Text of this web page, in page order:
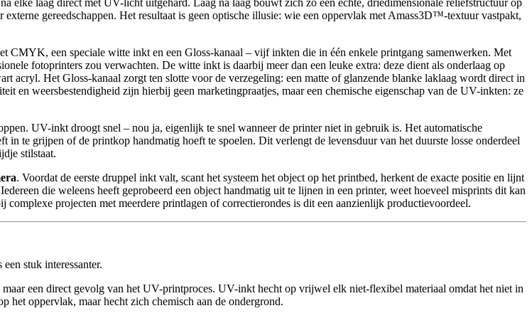
gereedschappen. Het resultaat is geen optische illusie: wie een oppervlak met Amass3D™-textuur vastpakt,
CMYK, een speciale witte inkt en een Gloss-kanaal – vijf inkten die in één enkele printgang samenwerken. Met
fotoprinters zou verwachten. De witte inkt is daarbij meer dan een leuke extra: deze dient als onderlaag op
acryl. Het Gloss-kanaal zorgt ten slotte voor de verzegeling: een matte of glanzende blanke laklaag wordt direct in
en weersbestendigheid zijn hierbij geen marketingpraatjes, maar een chemische eigenschap van de UV-inkten: ze
UV-inkt droogt snel – nou ja, eigenlijk te snel wanneer de printer niet in gebruik is. Het automatische
te grijpen of de printkop handmatig hoeft te spoelen. Dit verlengt de levensduur van het duurste losse onderdeel
stilstaat.
. Voordat de eerste druppel inkt valt, scant het systeem het object op het printbed, herkent de exacte positie en lijnt
die weleens heeft geprobeerd een object handmatig uit te lijnen in een printer, weet hoeveel misprints dit kan
projecten met meerdere printlagen of correctierondes is dit een aanzienlijk productievoordeel.
stuk interessanter.
een direct gevolg van het UV-printproces. UV-inkt hecht op vrijwel elk niet-flexibel materiaal omdat het niet in
het oppervlak, maar hecht zich chemisch aan de ondergrond.